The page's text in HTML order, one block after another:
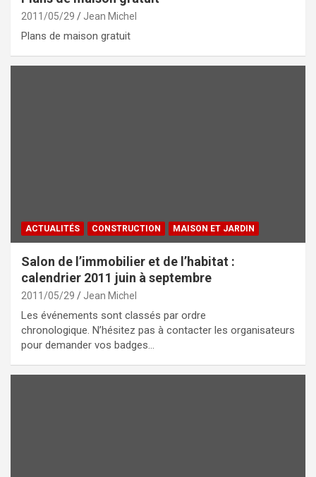
2011/05/29 Jean Michel
Plans de maison gratuit
ACTUALITÉS CONSTRUCTION MAISON ET JARDIN
Salon de l’immobilier et de l’habitat :
calendrier 2011 juin à septembre
2011/05/29 Jean Michel
Les événements sont classés par ordre
chronologique. N’hésitez pas à contacter les organisateurs
pour demander vos badges…